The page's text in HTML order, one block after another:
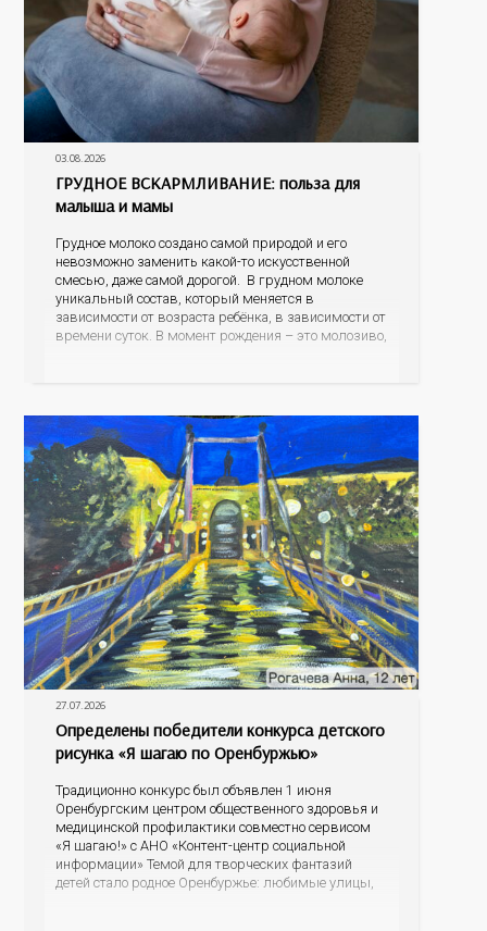
03.08.2026
ГРУДНОЕ ВСКАРМЛИВАНИЕ: польза для
малыша и мамы
Грудное молоко создано самой природой и его
невозможно заменить какой-то искусственной
смесью, даже самой дорогой. В грудном молоке
уникальный состав, который меняется в
зависимости от возраста ребёнка, в зависимости от
времени суток. В момент рождения – это молозиво,
27.07.2026
Определены победители конкурса детского
рисунка «Я шагаю по Оренбуржью»
Традиционно конкурс был объявлен 1 июня
Оренбургским центром общественного здоровья и
медицинской профилактики совместно сервисом
«Я шагаю!» с АНО «Контент-центр социальной
информации» Темой для творческих фантазий
детей стало родное Оренбуржье: любимые улицы,